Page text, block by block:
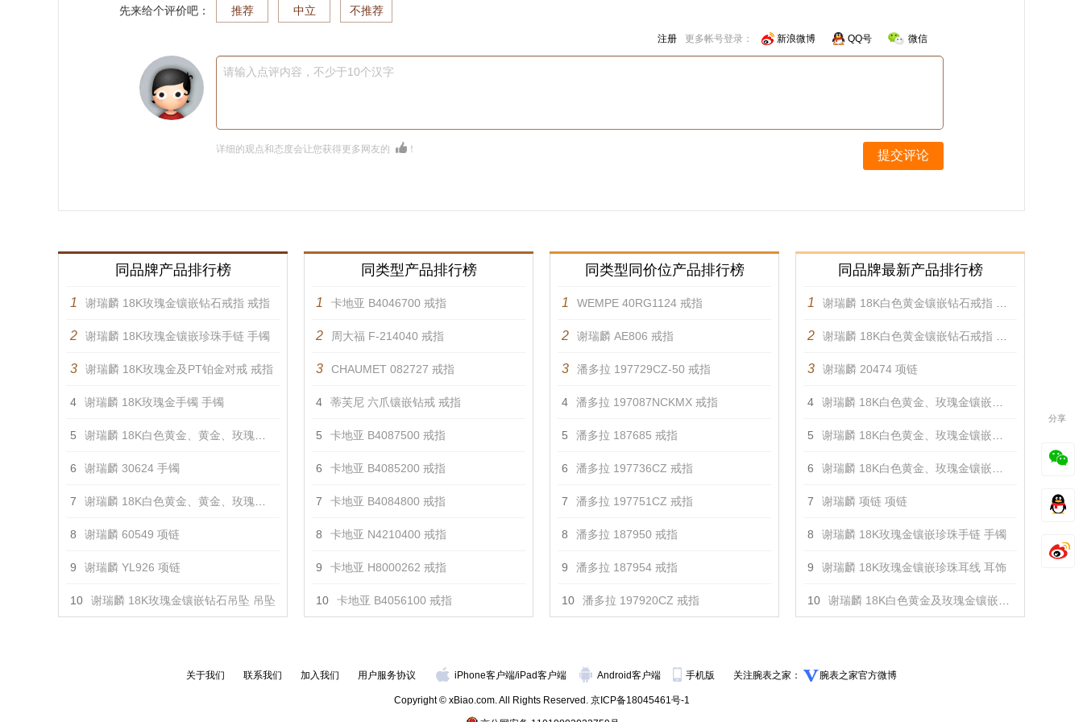
先来给个评价吧： 推荐 中立 不推荐
注册 更多帐号登录： 新浪微博 QQ号 微信
请输入点评内容，不少于10个汉字
详细的观点和态度会让您获得更多网友的 ！ 提交评论
同品牌产品排行榜
1 谢瑞麟 18K玫瑰金镶嵌钻石戒指 戒指
2 谢瑞麟 18K玫瑰金镶嵌珍珠手链 手镯
3 谢瑞麟 18K玫瑰金及PT铂金对戒 戒指
4 谢瑞麟 18K玫瑰金手镯 手镯
5 谢瑞麟 18K白色黄金、黄金、玫瑰金镶钻对戒 戒指
6 谢瑞麟 30624 手镯
7 谢瑞麟 18K白色黄金、黄金、玫瑰金镶钻对戒 戒指
8 谢瑞麟 60549 项链
9 谢瑞麟 YL926 项链
10 谢瑞麟 18K玫瑰金镶嵌钻石吊坠 吊坠
同类型产品排行榜
1 卡地亚 B4046700 戒指
2 周大福 F-214040 戒指
3 CHAUMET 082727 戒指
4 蒂芙尼 六爪镶嵌钻戒 戒指
5 卡地亚 B4087500 戒指
6 卡地亚 B4085200 戒指
7 卡地亚 B4084800 戒指
8 卡地亚 N4210400 戒指
9 卡地亚 H8000262 戒指
10 卡地亚 B4056100 戒指
同类型同价位产品排行榜
1 WEMPE 40RG1124 戒指
2 谢瑞麟 AE806 戒指
3 潘多拉 197729CZ-50 戒指
4 潘多拉 197087NCKMX 戒指
5 潘多拉 187685 戒指
6 潘多拉 197736CZ 戒指
7 潘多拉 197751CZ 戒指
8 潘多拉 187950 戒指
9 潘多拉 187954 戒指
10 潘多拉 197920CZ 戒指
同品牌最新产品排行榜
1 谢瑞麟 18K白色黄金镶嵌钻石戒指 戒指
2 谢瑞麟 18K白色黄金镶嵌钻石戒指 戒指
3 谢瑞麟 20474 项链
4 谢瑞麟 18K白色黄金、玫瑰金镶嵌钻石戒指 戒指
5 谢瑞麟 18K白色黄金、玫瑰金镶嵌钻石手链 手镯
6 谢瑞麟 18K白色黄金、玫瑰金镶嵌钻石项链 项链
7 谢瑞麟 项链 项链
8 谢瑞麟 18K玫瑰金镶嵌珍珠手链 手镯
9 谢瑞麟 18K玫瑰金镶嵌珍珠耳线 耳饰
10 谢瑞麟 18K白色黄金及玫瑰金镶嵌钻石耳钉 耳饰
关于我们 联系我们 加入我们 用户服务协议 iPhone客户端/iPad客户端 Android客户端 手机版 关注腕表之家： 腕表之家官方微博
Copyright © xBiao.com. All Rights Reserved. 京ICP备18045461号-1
分享